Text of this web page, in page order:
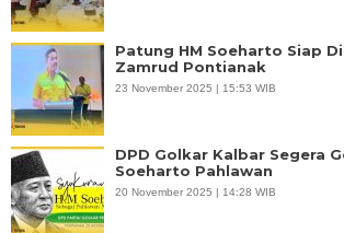
Patung HM Soeharto Siap
Zamrud Pontianak
23 November 2025 | 15:53 WIB
DPD Golkar Kalbar Segera
Soeharto Pahlawan
20 November 2025 | 14:28 WIB